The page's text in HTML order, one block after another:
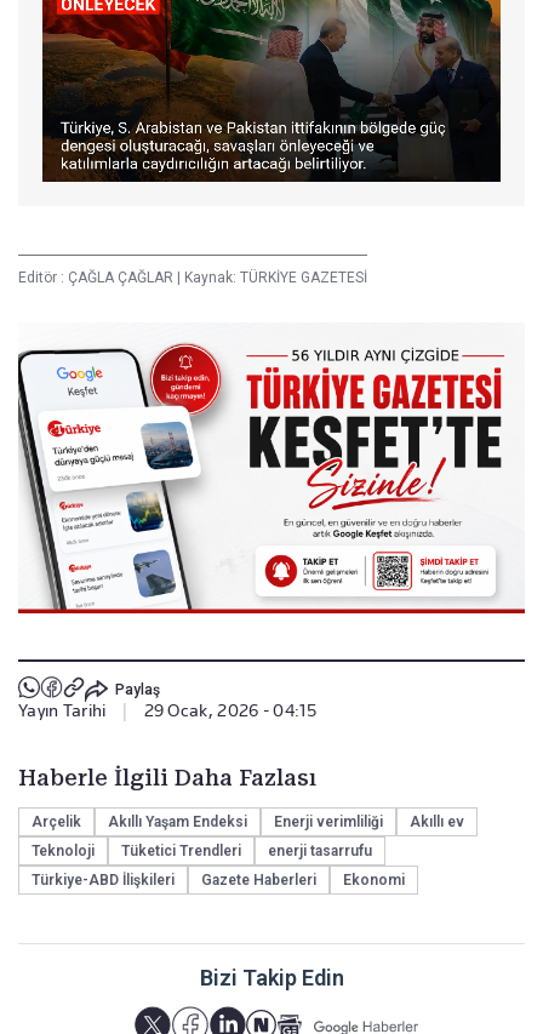
Editör : ÇAĞLA ÇAĞLAR Kaynak: TÜRKİYE GAZETESİ
Paylaş
Yayın Tarihi 29 Ocak, 2026 - 04:15
Haberle İlgili Daha Fazlası
Arçelik Akıllı Yaşam Endeksi Enerji verimliliği
Akıllı ev
Teknoloji
Tüketici Trendleri
enerji tasarrufu
Türkiye-ABD İlişkileri
Gazete Haberleri Ekonomi
Bizi Takip Edin